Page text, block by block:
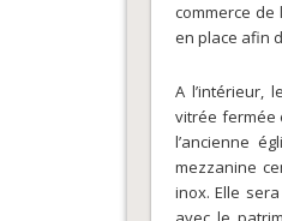
commerce de
en place afin
A l’intérieur,
vitrée fermée
l’ancienne
mezzanine
inox. Elle